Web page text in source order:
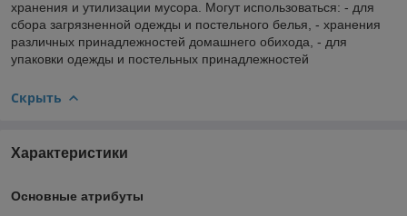
хранения и утилизации мусора. Могут использоваться: - для
сбора загрязненной одежды и постельного белья, - хранения
различных принадлежностей домашнего обихода, - для
упаковки одежды и постельных принадлежностей
Скрыть
Характеристики
Основные атрибуты